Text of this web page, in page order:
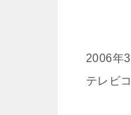
2006年
テレビ